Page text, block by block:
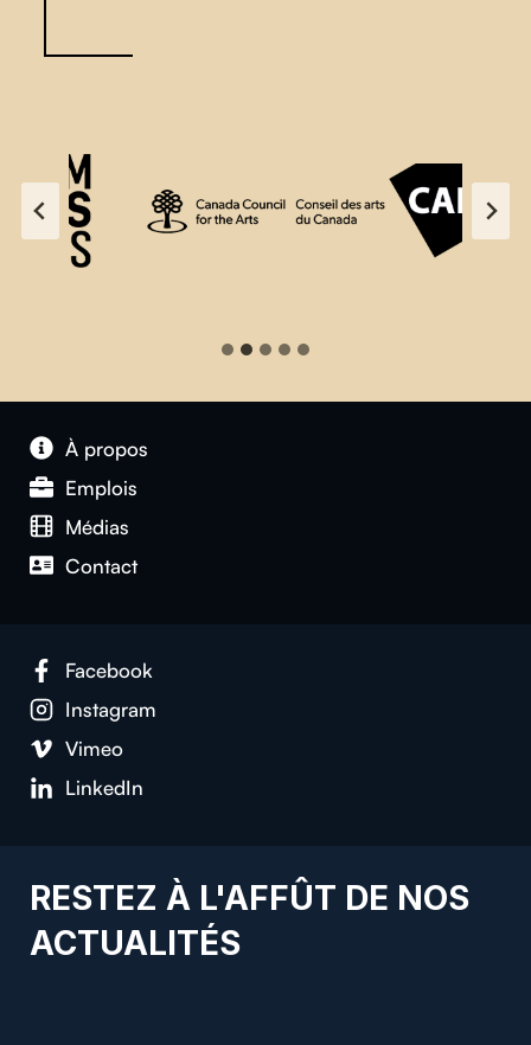
À propos
Emplois
Médias
Contact
Facebook
Instagram
Vimeo
LinkedIn
RESTEZ À L'AFFÛT DE NOS
ACTUALITÉS